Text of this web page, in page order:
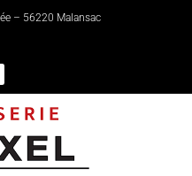
– 56220 Malansac